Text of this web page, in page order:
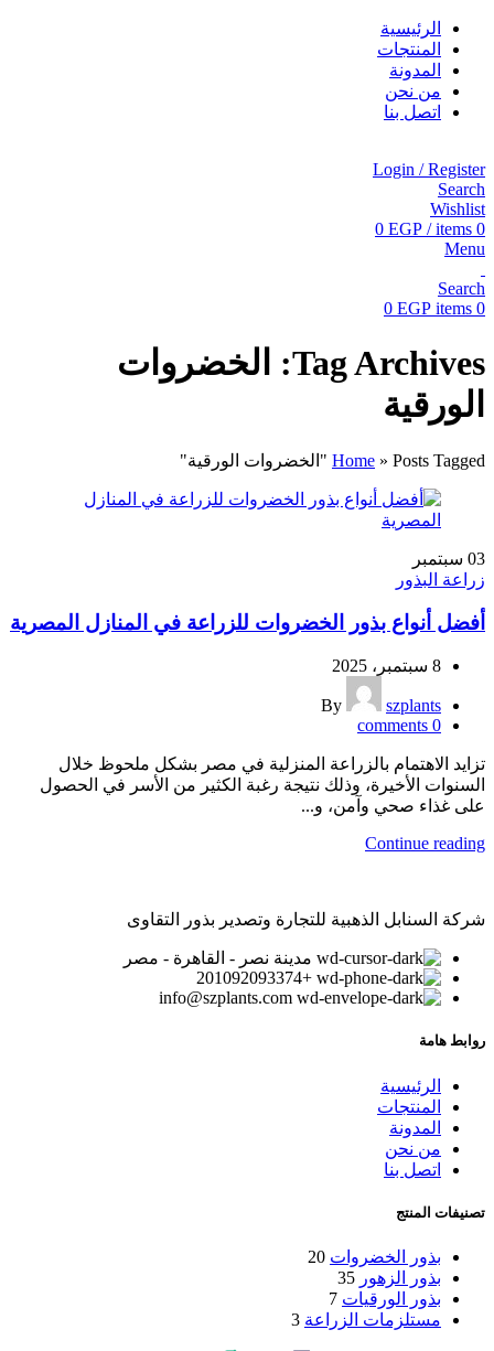
الرئيسية
المنتجات
المدونة
من نحن
اتصل بنا
Login / Register
Search
Wishlist
0
items
/
0 EGP
Menu
Search
0
items
0 EGP
Tag Archives: الخضروات
الورقية
Home » Posts Tagged "الخضروات الورقية"
03 سبتمبر
زراعة البذور
أفضل أنواع بذور الخضروات للزراعة في المنازل المصرية
8 سبتمبر، 2025
By
szplants
0
comments
تزايد الاهتمام بالزراعة المنزلية في مصر بشكل ملحوظ خلال
السنوات الأخيرة، وذلك نتيجة رغبة الكثير من الأسر في الحصول
على غذاء صحي وآمن، و...
Continue reading
شركة السنابل الذهبية للتجارة وتصدير بذور التقاوى
مدينة نصر - القاهرة - مصر
+201092093374
info@szplants.com
روابط هامة
الرئيسية
المنتجات
المدونة
من نحن
اتصل بنا
تصنيفات المنتج
بذور الخضروات 20
بذور الزهور 35
بذور الورقيات 7
مستلزمات الزراعة 3